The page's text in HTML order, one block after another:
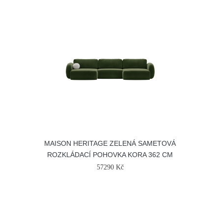
MAISON HERITAGE ZELENÁ SAMETOVÁ
ROZKLÁDACÍ POHOVKA KORA 362 CM
57290 Kč